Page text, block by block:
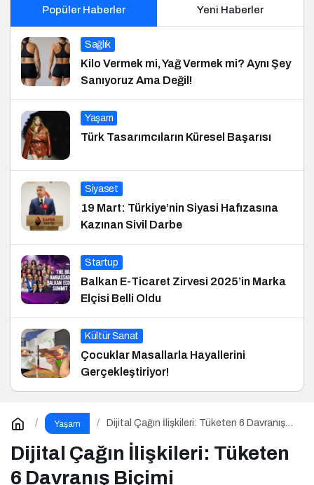
Popüler Haberler Yeni Haberler
Sağlık
Kilo Vermek mi, Yağ Vermek mi? Aynı Şey
Sanıyoruz Ama Değil!
Yaşam
Türk Tasarımcıların Küresel Başarısı
Siyaset
19 Mart: Türkiye’nin Siyasi Hafızasına
Kazınan Sivil Darbe
Startup
Balkan E-Ticaret Zirvesi 2025’in Marka
Elçisi Belli Oldu
Kültür Sanat
Çocuklar Masallarla Hayallerini
Gerçekleştiriyor!
Yaşam
Dijital Çağın İlişkileri: Tüketen 6 Davranış
Dijital Çağın İlişkileri: Tüketen
6 Davranış Biçimi